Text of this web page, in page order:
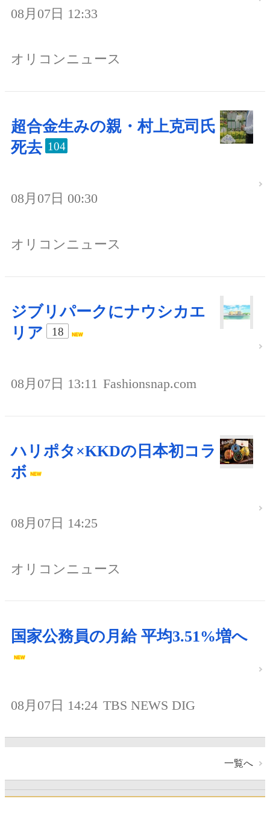
08月07日 12:33
オリコンニュース
超合金生みの親・村上克司氏
死去 104
08月07日 00:30
オリコンニュース
ジブリパークにナウシカエ
リア
18
08月07日 13:11 Fashionsnap.com
ハリポタ×KKDの日本初コラ
ボ
08月07日 14:25
オリコンニュース
国家公務員の月給 平均3.51%増へ
08月07日 14:24 TBS NEWS DIG
一覧へ